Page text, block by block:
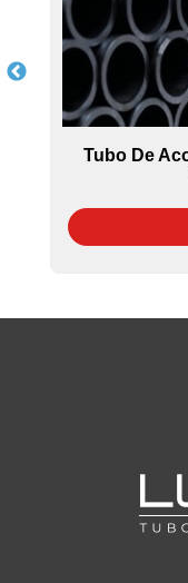
Tubo De